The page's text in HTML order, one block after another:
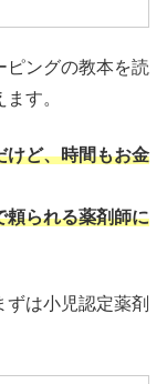
ピングの教本を読
す。
けど、時間もお金
頼られる薬剤師に
は小児認定薬剤